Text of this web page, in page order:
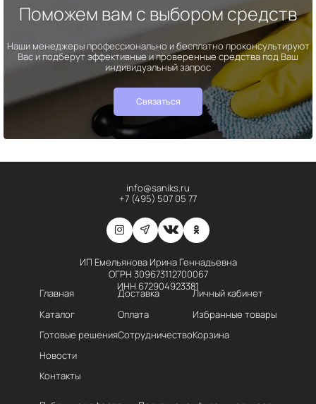
Поможем вам с выбором средств
Наши менеджеры профессионально и бесплатно проконсультируют
Вас и подберут эффективные и проверенные средства под Ваш
индивидуальный запрос
Связаться
info@saniks.ru
+7 (495) 507 05 77
ИП Емельянова Ирина Геннадьевна
ОГРН 309673112700067
ИНН 672904923381
Главная
Каталог
Готовые решения
Новости
Контакты
Доставка
Оплата
Сотрудничество
Личный кабинет
Избранные товары
Корзина